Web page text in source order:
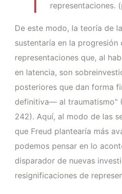
representaciones.
De este modo, la teoría de
sustentaría en la progresión
representaciones que, al
en latencia, son
posteriores que dan forma
definitiva— al traumatismo"
242). Aquí, al modo de las
que Freud plantearía más
podemos pensar en lo
disparador de nuevas
resignificaciones de